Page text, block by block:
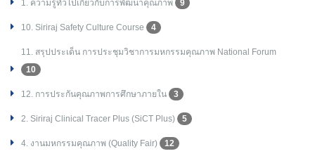
1. ความรู้ทั่วไปเกี่ยวกับการพัฒนาคุณภาพ 9
10. Siriraj Safety Culture Course 4
11. สรุปประเด็น การประชุมวิชาการมหกรรมคุณภาพ National Forum
10
12. การประกันคุณภาพการศึกษาภายใน 3
2. Siriraj Clinical Tracer Plus (SiCT Plus) 5
4. งานมหกรรมคุณภาพ (Quality Fair) 12